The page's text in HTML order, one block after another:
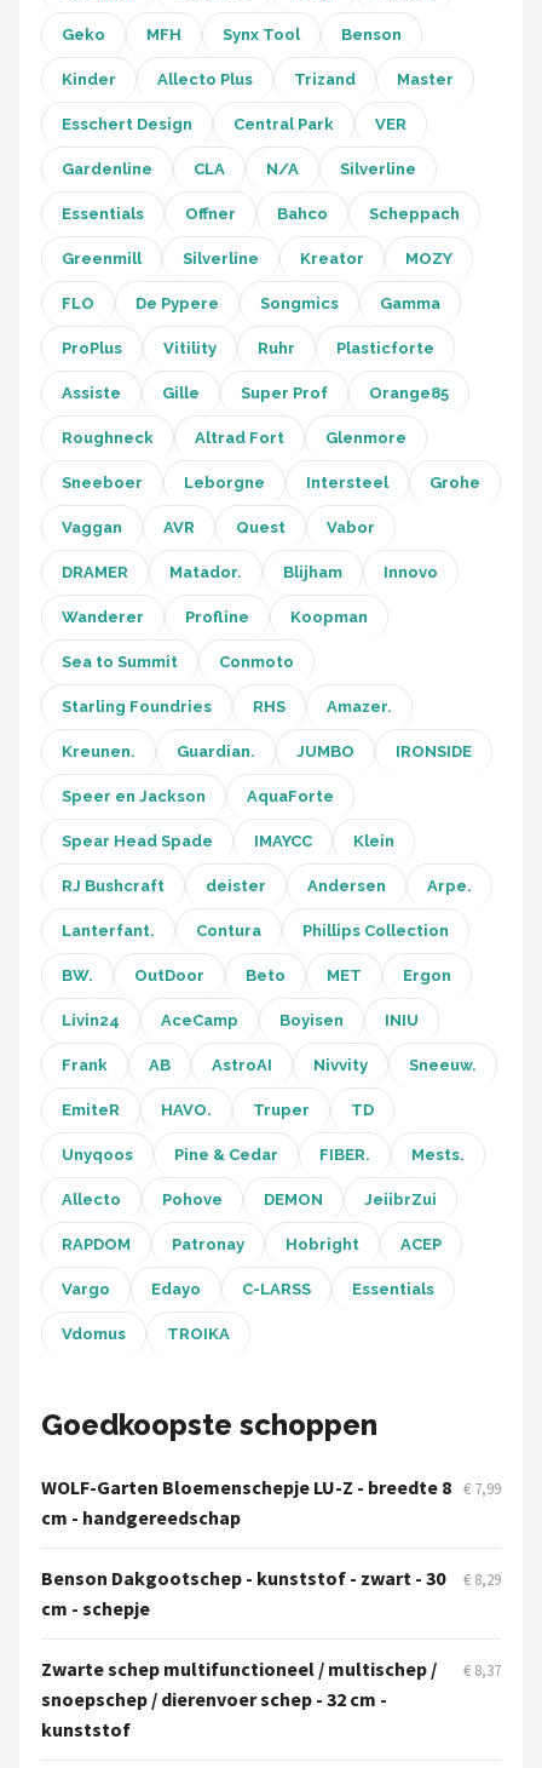
Geko MFH Synx Tool Benson
Kinder Allecto Plus Trizand Master
Esschert Design Central Park VER
Gardenline CLA N/A Silverline
Essentials Offner Bahco Scheppach
Greenmill Silverline Kreator MOZY
FLO De Pypere Songmics Gamma
ProPlus Vitility Ruhr Plasticforte
Assiste Gille Super Prof Orange85
Roughneck Altrad Fort Glenmore
Sneeboer Leborgne Intersteel Grohe
Vaggan AVR Quest Vabor
DRAMER Matador. Blijham Innovo
Wanderer Profline Koopman
Sea to Summit Conmoto
Starling Foundries RHS Amazer.
Kreunen. Guardian. JUMBO IRONSIDE
Speer en Jackson AquaForte
Spear Head Spade IMAYCC Klein
RJ Bushcraft deister Andersen Arpe.
Lanterfant. Contura Phillips Collection
BW. OutDoor Beto MET Ergon
Livin24 AceCamp Boyisen INIU
Frank AB AstroAI Nivvity Sneeuw.
EmiteR HAVO. Truper TD
Unyqoos Pine & Cedar FIBER. Mests.
Allecto Pohove DEMON JeiibrZui
RAPDOM Patronay Hobright ACEP
Vargo Edayo C-LARSS Essentials
Vdomus TROIKA
Goedkoopste schoppen
WOLF-Garten Bloemenschepje LU-Z - breedte 8
cm - handgereedschap
€ 7,99
Benson Dakgootschep - kunststof - zwart - 30
cm - schepje
€ 8,29
Zwarte schep multifunctioneel / multischep /
snoepschep / dierenvoer schep - 32 cm -
kunststof
€ 8,37